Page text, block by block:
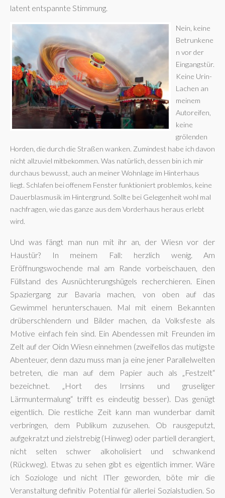
latent entspannte Stimmung.
Nein, keine
Betrunkene
n vor der
Eingangstür.
Keine Urin-
Lachen an
meinem
Autoreifen,
keine
grölenden
Horden, die durch die Straßen wanken. Zumindest habe ich davon
nicht allzuviel mitbekommen. Was natürlich, dessen bin ich mir
durchaus bewusst, auch an meiner Wohnlage im Hinterhaus
liegt. Schlafen bei offenem Fenster funktioniert problemlos, keine
Dauerblasmusik im Hintergrund. Sollte bei Gelegenheit wohl mal
nachfragen, wie das ganze aus dem Vorderhaus heraus erlebt
wird.
Und was fängt man nun mit ihr an, der Wiesn vor der
Haustür? In meinem Fall: herzlich wenig. Am
Eröffnungswochende mal am Rande vorbeischauen, den
Füllstand des Ausnüchterungshügels recherchieren. Einen
Spaziergang zur Bavaria machen, von oben auf das
Gewimmel herunterschauen. Mal mit einem Bekannten
drüberschlendern und Bilder machen, da Volksfeste als
Motive einfach fein sind. Ein Abendessen mit Freunden im
Zelt auf der Oidn Wiesn einnehmen (zweifellos das mutigste
Abenteuer, denn dazu muss man ja eine jener Parallelwelten
betreten, die man auf dem Papier auch als „Festzelt“
bezeichnet. „Hort des Irrsinns und gruseliger
Lärmuntermalung“ trifft es eindeutig besser). Das genügt
eigentlich. Die restliche Zeit kann man wunderbar damit
verbringen, dem Publikum zuzusehen. Ob rausgeputzt,
aufgekratzt und zielstrebig (Hinweg) oder partiell derangiert,
nicht selten schwer alkoholisiert und schwankend
(Rückweg). Etwas zu sehen gibt es eigentlich immer. Wäre
ich Soziologe und nicht ITler geworden, böte mir die
Veranstaltung definitiv Potential für allerlei Sozialstudien. So